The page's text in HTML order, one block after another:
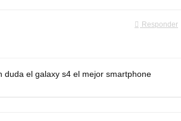
Responder
duda el galaxy s4 el mejor smartphone